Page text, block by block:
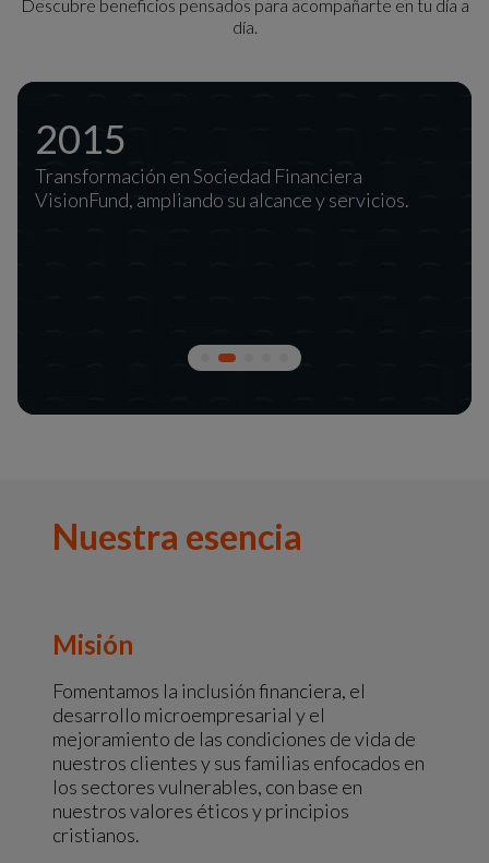
Descubre beneficios pensados para acompañarte en tu día a
día.
2015
Transformación en Sociedad Financiera
VisionFund, ampliando su alcance y servicios.
Nuestra esencia
Misión
Fomentamos la inclusión financiera, el
desarrollo microempresarial y el
mejoramiento de las condiciones de vida de
nuestros clientes y sus familias enfocados en
los sectores vulnerables, con base en
nuestros valores éticos y principios
cristianos.